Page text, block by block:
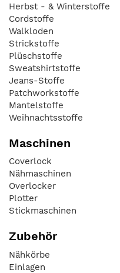
Herbst - & Winterstoffe
Cordstoffe
Walkloden
Strickstoffe
Plüschstoffe
Sweatshirtstoffe
Jeans-Stoffe
Patchworkstoffe
Mantelstoffe
Weihnachtsstoffe
Maschinen
Coverlock
Nähmaschinen
Overlocker
Plotter
Stickmaschinen
Zubehör
Nähkörbe
Einlagen